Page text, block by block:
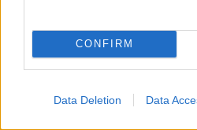
CONFIRM
Data Deletion Data
vitamine B